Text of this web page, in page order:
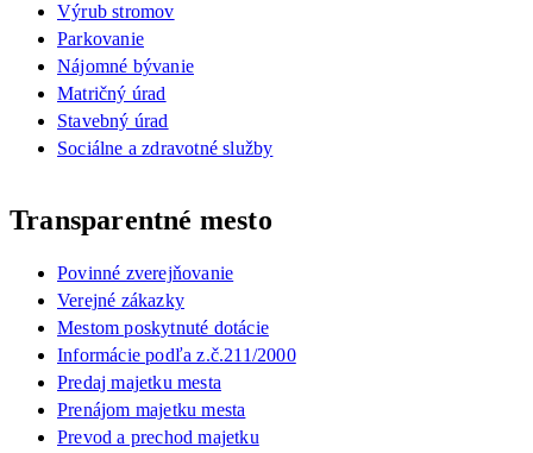
Výrub stromov
Parkovanie
Nájomné bývanie
Matričný úrad
Stavebný úrad
Sociálne a zdravotné služby
Transparentné mesto
Povinné zverejňovanie
Verejné zákazky
Mestom poskytnuté dotácie
Informácie podľa z.č.211/2000
Predaj majetku mesta
Prenájom majetku mesta
Prevod a prechod majetku